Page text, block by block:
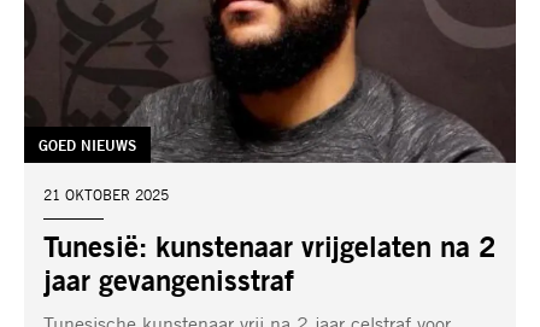
Tunesië: kunstenaar vrijgelaten na 2
jaar gevangenisstraf
TAG:
GOED NIEUWS
DATUM:
21 OKTOBER 2025